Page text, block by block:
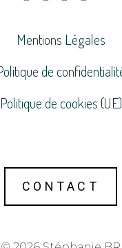
Mentions Légales
de
Politique de cookies (UE)
CONTACT